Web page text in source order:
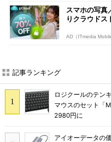
スマホの写真
りクラウドス
AD（ITmedia Mobile
記事ランキング
ロジクールのテン
マウスのセット「
2980円に
アイオーデータの